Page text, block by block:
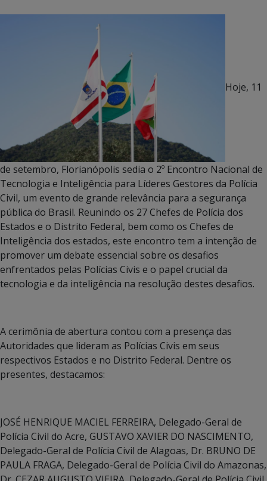
Hoje, 11
de setembro, Florianópolis sedia o 2º Encontro Nacional de
Tecnologia e Inteligência para Líderes Gestores da Polícia
Civil, um evento de grande relevância para a segurança
pública do Brasil. Reunindo os 27 Chefes de Polícia dos
Estados e o Distrito Federal, bem como os Chefes de
Inteligência dos estados, este encontro tem a intenção de
promover um debate essencial sobre os desafios
enfrentados pelas Polícias Civis e o papel crucial da
tecnologia e da inteligência na resolução destes desafios.
A cerimônia de abertura contou com a presença das
Autoridades que lideram as Polícias Civis em seus
respectivos Estados e no Distrito Federal. Dentre os
presentes, destacamos:
JOSÉ HENRIQUE MACIEL FERREIRA, Delegado-Geral de
Polícia Civil do Acre, GUSTAVO XAVIER DO NASCIMENTO,
Delegado-Geral de Polícia Civil de Alagoas, Dr. BRUNO DE
PAULA FRAGA, Delegado-Geral de Polícia Civil do Amazonas,